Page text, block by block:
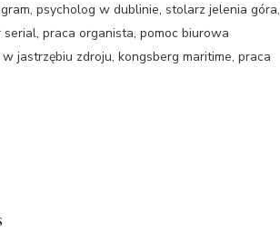
psycholog w dublinie, stolarz jelenia góra,
praca organista, pomoc biurowa
jastrzębiu zdroju, kongsberg maritime, praca